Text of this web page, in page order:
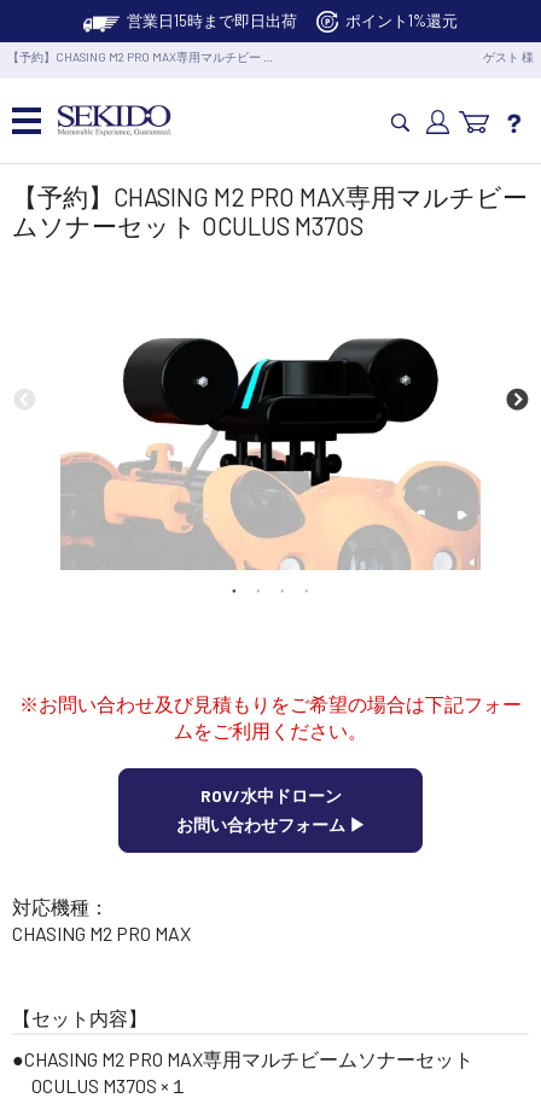
営業日15時まで即日出荷 ポイント1%還元
【予約】CHASING M2 PRO MAX専用マルチビー … ゲスト 様
カメラドローン・生活家電
業務用ドローン・業務関連製品
水中ドローン(ROV)・水中スクーター
RC・ロボット部品
講習会･国家資格･WEBセミナー
サポート・Q&A / 法人・学生のお客様
取扱店舗一覧
【予約】CHASING M2 PRO MAX専用マルチビー
ムソナーセット OCULUS M370S
※お問い合わせ及び見積もりをご希望の場合は下記フォー
ムをご利用ください。
ROV/水中ドローン
お問い合わせフォーム ▶︎
対応機種：
CHASING M2 PRO MAX
【セット内容】
CHASING M2 PRO MAX専用マルチビームソナーセット
OCULUS M370S ×１